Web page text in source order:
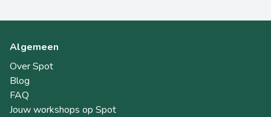
Algemeen
Over Spot
Blog
FAQ
Jouw workshops op Spot